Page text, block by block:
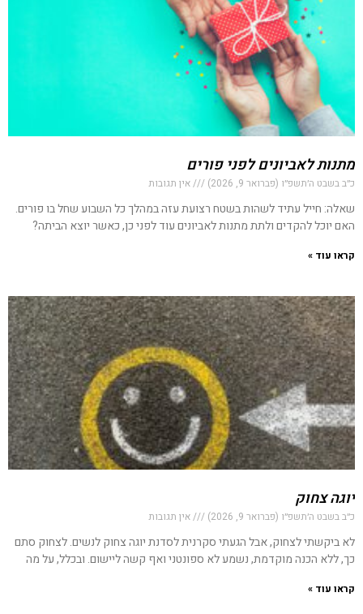
מתנות לאביונים לפני פורים
כ״ב בשבט ה׳תשפ״ו (פברואר 9, 2026) אין תגובות
שאלה: חייל עתיד לשהות בשטח רצועת עזה במהלך כל השבוע שחל בו פורים.
האם יוכל להקדים ולתת מתנות לאביונים עוד לפני כן, כאשר יוצא הביתה?
קראו עוד »
יוגה צחוק
כ״ב בשבט ה׳תשפ״ו (פברואר 9, 2026) אין תגובות
לא ביקשתי לצחוק, אבל הגעתי סקרנית לסדנת יוגה צחוק לנשים. לצחוק סתם
כך, ללא הכנה מוקדמת, נשמע לא ספונטני ואף קשה ליישום. ובכלל, על מה
קראו עוד »